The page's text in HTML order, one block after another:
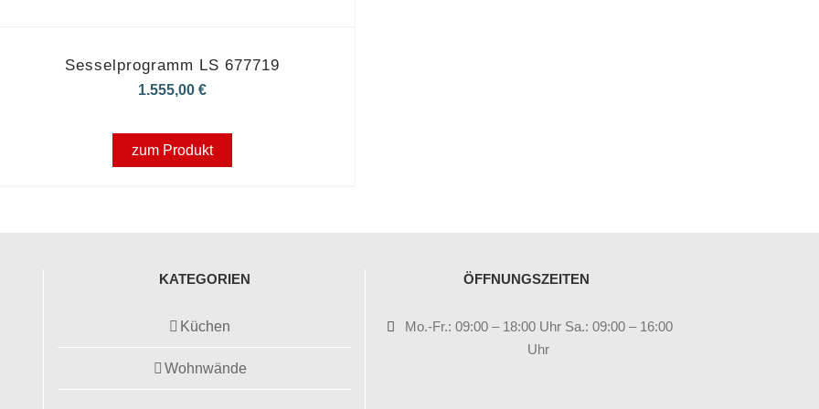
Sesselprogramm LS 677719
1.555,00 €
zum Produkt
KATEGORIEN
Küchen
Wohnwände
ÖFFNUNGSZEITEN
Mo.-Fr.: 09:00 – 18:00 Uhr Sa.: 09:00 – 16:00
Uhr